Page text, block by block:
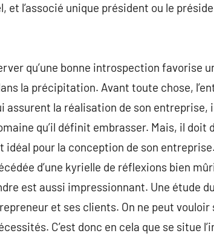
l’associé unique président ou le
qu’une bonne introspection favorise
la précipitation. Avant toute chose,
la réalisation de son entreprise, il
qu’il définit embrasser. Mais, il doit
pour la conception de son
d’une kyrielle de réflexions bien
est aussi impressionnant. Une étude
et ses clients. On ne peut
C’est donc en cela que se situe